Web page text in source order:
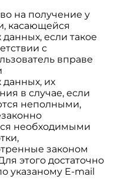
на получение у
касающейся
если такое
с
вправе
данных, их
в случае, если
неполными,
необходимыми
законом
этого достаточно
указаному E-mail